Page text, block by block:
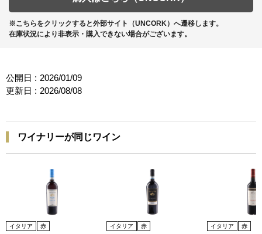
※こちらをクリックすると外部サイト（UNCORK）へ遷移します。
在庫状況により非表示・購入できない場合がございます。
公開日 : 2026/01/09
更新日 : 2026/08/08
ワイナリーが同じワイン
イタリア 赤 イタリア 赤 イタリア 赤